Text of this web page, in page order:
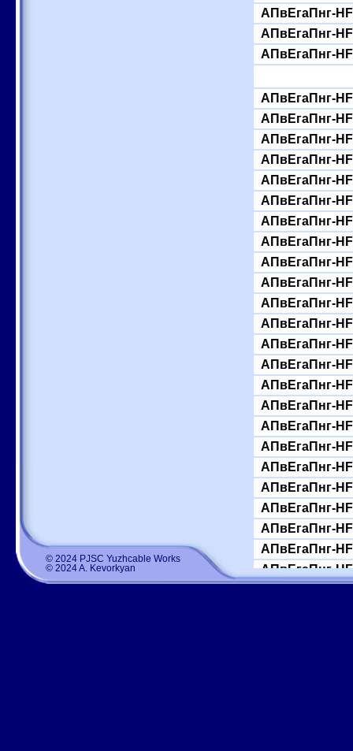
© 2024 PJSC Yuzhcable Works
© 2024 A. Kevorkyan
АПвЕгаПнг-
АПвЕгаПнг-
АПвЕгаПнг-
АПвЕгаПнг-
АПвЕгаПнг-
АПвЕгаПнг-
АПвЕгаПнг-
АПвЕгаПнг-
АПвЕгаПнг-
АПвЕгаПнг-
АПвЕгаПнг-
АПвЕгаПнг-
АПвЕгаПнг-
АПвЕгаПнг-
АПвЕгаПнг-
АПвЕгаПнг-
АПвЕгаПнг-
АПвЕгаПнг-
АПвЕгаПнг-
АПвЕгаПнг-
АПвЕгаПнг-
АПвЕгаПнг-
АПвЕгаПнг-
АПвЕгаПнг-
АПвЕгаПнг-
АПвЕгаПнг-
АПвЕгаПнг-